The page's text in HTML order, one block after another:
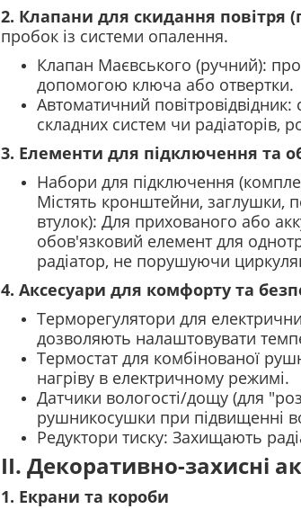
2. Клапани для скидання повітря
пробок із системи опалення.
Клапан Маєвського (ручний):
допомогою ключа або отвертки.
Автоматичний
складних систем чи радіаторів,
3. Елементи для підключення та
Набори для підключення
Містять кронштейни, заглушки,
втулок): Для прихованого або
обов'язковий елемент для
радіатор, не порушуючи
4. Аксесуари для комфорту та
Терморегулятори для
дозволяють налаштовувати
Термостат для комбінованої
нагріву в електричному режимі.
Датчики вологості/дощу (для
рушникосушки при підвищенні
Редуктори тиску: Захищають
II. Декоративно-захисні
1. Екрани та короби